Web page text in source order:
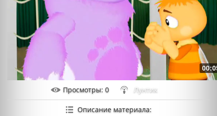
Просмотры: 0 Лунтик
Описание материала: